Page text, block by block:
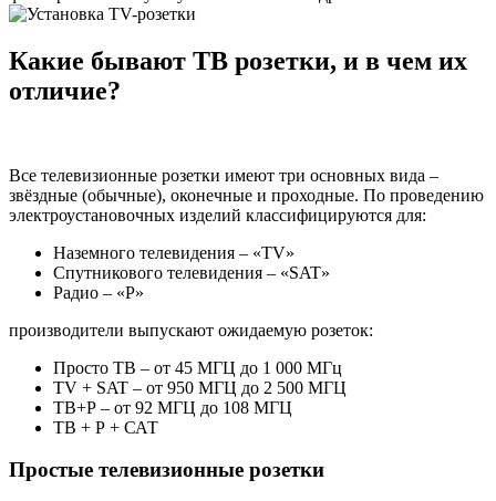
Какие бывают ТВ розетки, и в чем их
отличие?
Все телевизионные розетки имеют три основных вида –
звёздные (обычные), оконечные и проходные. По проведению
электроустановочных изделий классифицируются для:
Наземного телевидения – «TV»
Спутникового телевидения – «SAT»
Радио – «Р»
производители выпускают ожидаемую розеток:
Просто ТВ – от 45 МГЦ до 1 000 МГц
TV + SAT – от 950 МГЦ до 2 500 МГЦ
ТВ+Р – от 92 МГЦ до 108 МГЦ
ТВ + Р + САТ
Простые телевизионные розетки